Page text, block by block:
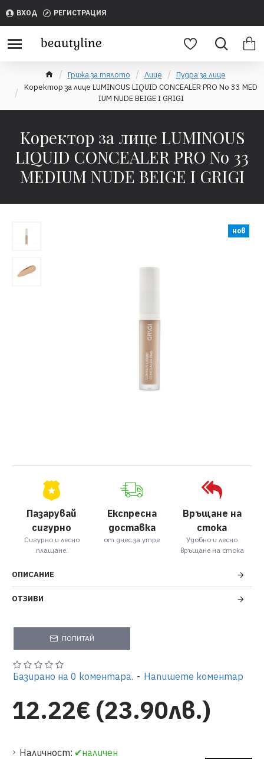
ВХОД РЕГИСТРАЦИЯ
Грижа за тялото Лице
Пудра за лице
Kоректор за лице LUMINOUS LIQUID CONCEALER PRO No 33 MED
IUM NUDE BEIGE I GRIGI
Kоректор за лице LUMINOUS
LIQUID CONCEALER PRO No 33
MEDIUM NUDE BEIGE I GRIGI
нов
Пазарувай
сигурно
Сигурно и лесно
плащане.
Експресна
доставка
от днес за утре
Връщане на
стока
Удобно и лесно
връщане на стока
ОПИСАНИЕ
ОТЗИВИ
ПОПИТАЙ
Наличност: ✔наличен
Базирано на 0 коментара. - Напишете коментар
12.22€ (23.90лв.)